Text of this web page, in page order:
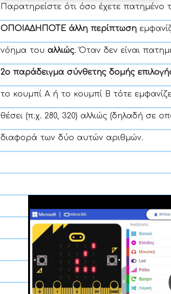
Παρατηρείστε ότι όσο έχετε πατημένο
ΟΠΟΙΑΔΗΠΟΤΕ άλλη περίπτωση
νόημα του αλλιώς. Όταν δεν είναι
2ο παράδειγμα σύνθετης δομής
το κουμπί Α ή το κουμπί Β τότε
θέσει (π.χ. 280, 320) αλλιώς (δηλαδή σε
διαφορά των δύο αυτών αριθμών.